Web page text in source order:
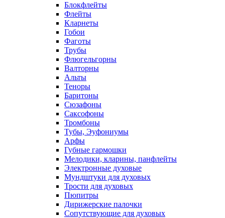
Блокфлейты
Флейты
Кларнеты
Гобои
Фаготы
Трубы
Флюгельгорны
Валторны
Альты
Теноры
Баритоны
Сюзафоны
Саксофоны
Тромбоны
Тубы, Эуфониумы
Арфы
Губные гармошки
Мелодики, кларины, панфлейты
Электронные духовые
Мундштуки для духовых
Трости для духовых
Пюпитры
Дирижерские палочки
Сопутствующие для духовых